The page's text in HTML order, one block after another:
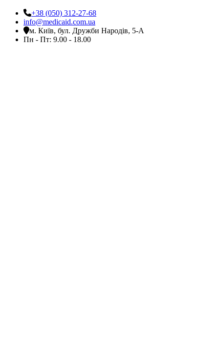
+38 (050) 312-27-68
info@medicaid.com.ua
м. Київ, бул. Дружби Народів, 5-А
Пн - Пт: 9.00 - 18.00